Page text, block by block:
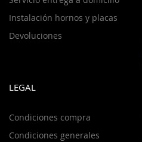
Instalación hornos y placas
Devoluciones
LEGAL
Condiciones compra
Condiciones generales